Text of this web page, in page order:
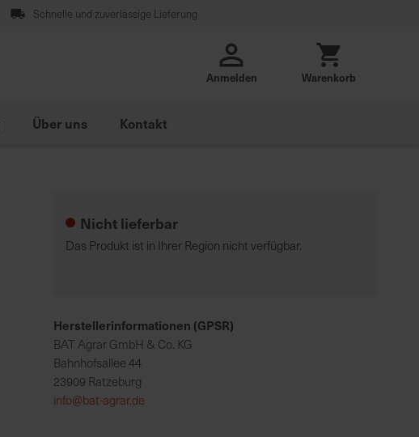
Schnelle und zuverlässige Lieferung
Anmelden Warenkorb
Über uns Kontakt
Nicht lieferbar
Das Produkt ist in Ihrer Region nicht verfügbar.
Herstellerinformationen (GPSR)
BAT Agrar GmbH & Co. KG
Bahnhofsallee 44
23909 Ratzeburg
info@bat-agrar.de